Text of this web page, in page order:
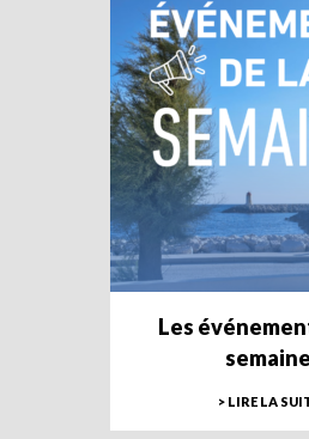
Les
semaine
> LIRE LA